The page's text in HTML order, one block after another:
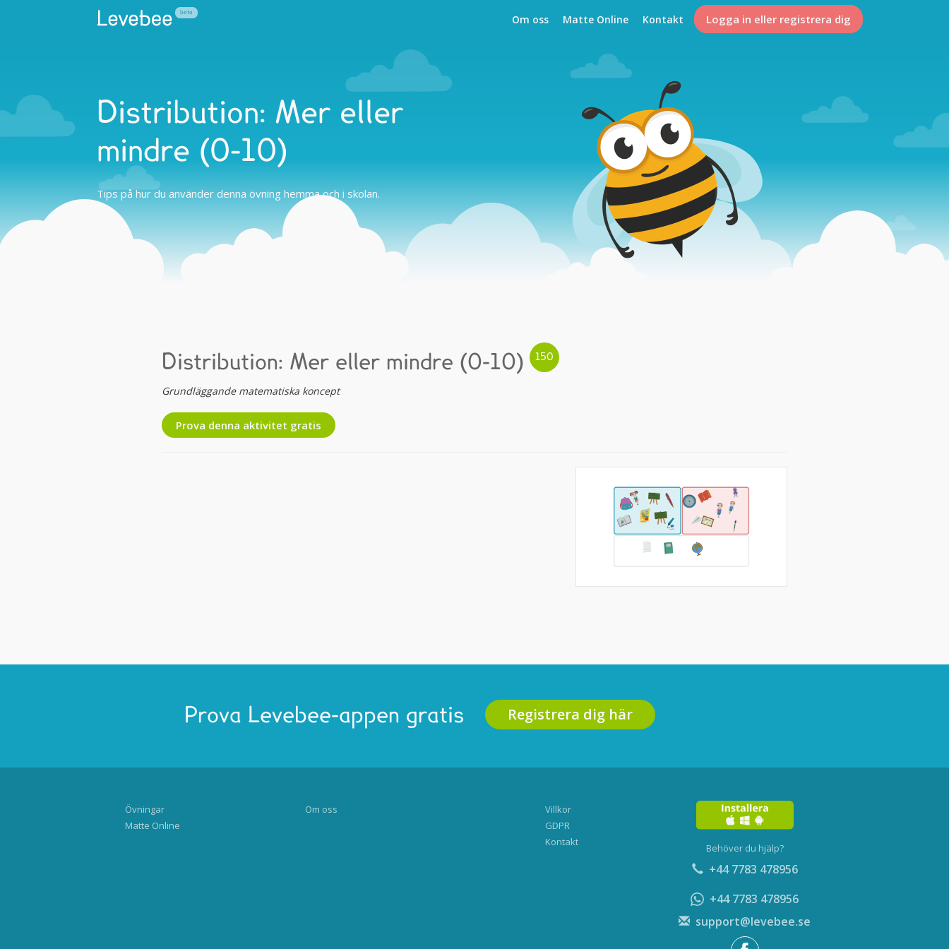
Om oss Matte Online Kontakt Logga in eller registrera dig
Distribution: Mer eller
mindre (0-10)
Tips på hur du använder denna övning hemma och i skolan.
Distribution: Mer eller mindre (0-10)
Grundläggande matematiska koncept
Prova denna aktivitet gratis
Prova Levebee-appen gratis Registrera dig här
Övningar
Matte Online
Om oss
Villkor
GDPR
Kontakt
Behöver du hjälp?
+44 7783 478956
+44 7783 478956
support@levebee.se